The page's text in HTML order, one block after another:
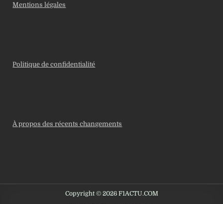
Mentions légales
Politique de confidentialité
À propos des récents changements
Copyright © 2026 F1ACTU.COM